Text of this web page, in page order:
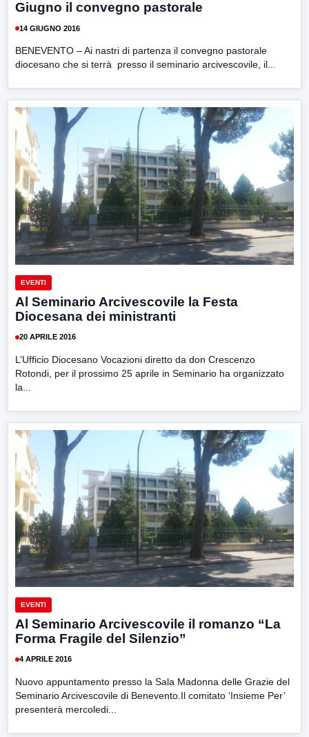
Giugno il convegno pastorale
14 GIUGNO 2016
BENEVENTO – Ai nastri di partenza il convegno pastorale
diocesano che si terrà presso il seminario arcivescovile, il...
EVENTI
Al Seminario Arcivescovile la Festa
Diocesana dei ministranti
20 APRILE 2016
L’Ufficio Diocesano Vocazioni diretto da don Crescenzo
Rotondi, per il prossimo 25 aprile in Seminario ha organizzato
la...
EVENTI
Al Seminario Arcivescovile il romanzo “La
Forma Fragile del Silenzio”
4 APRILE 2016
Nuovo appuntamento presso la Sala Madonna delle Grazie del
Seminario Arcivescovile di Benevento.Il comitato ‘Insieme Per’
presenterà mercoledi...